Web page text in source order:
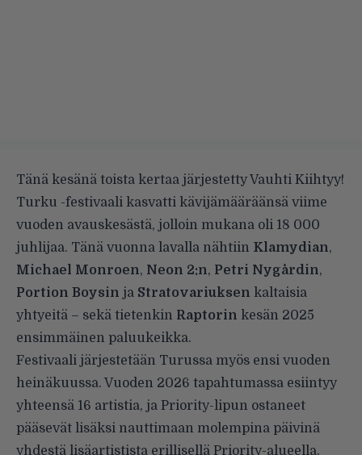
Tänä kesänä toista kertaa järjestetty Vauhti Kiihtyy!
Turku -festivaali kasvatti kävijämääräänsä viime
vuoden avauskesästä, jolloin mukana oli 18 000
juhlijaa. Tänä vuonna lavalla nähtiin Klamydian,
Michael Monroen, Neon 2:n, Petri Nygårdin,
Portion Boysin ja Stratovariuksen kaltaisia
yhtyeitä – sekä tietenkin Raptorin kesän 2025
ensimmäinen paluukeikka.
Festivaali järjestetään Turussa myös ensi vuoden
heinäkuussa. Vuoden 2026 tapahtumassa esiintyy
yhteensä 16 artistia, ja Priority-lipun ostaneet
pääsevät lisäksi nauttimaan molempina päivinä
yhdestä lisäartistista erillisellä Priority-alueella.